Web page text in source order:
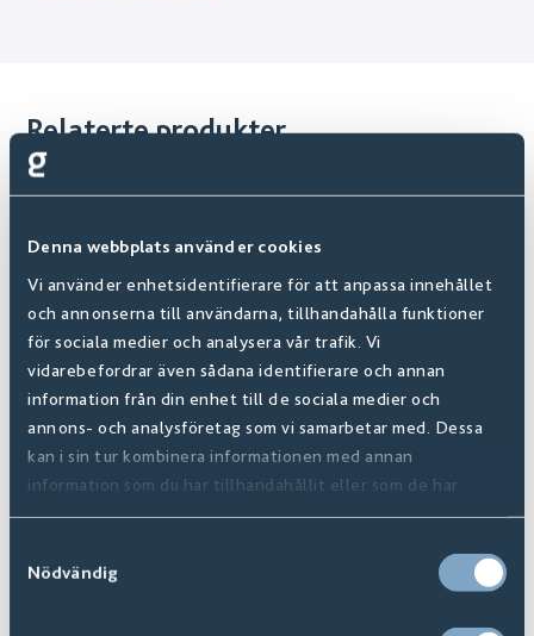
Denna webbplats använder cookies
Vi använder enhetsidentifierare för att anpassa innehållet
och annonserna till användarna, tillhandahålla funktioner
för sociala medier och analysera vår trafik. Vi
vidarebefordrar även sådana identifierare och annan
information från din enhet till de sociala medier och
annons- och analysföretag som vi samarbetar med. Dessa
kan i sin tur kombinera informationen med annan
information som du har tillhandahållit eller som de har
samlat in när du har använt deras tjänster.
Nödvändig
Relaterte produkter
Soul Vit